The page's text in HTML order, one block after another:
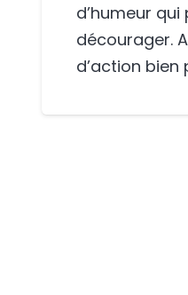
d’humeur qui
décourager.
d’action bien